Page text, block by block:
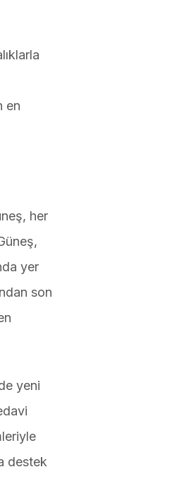
en
her
yer
son
yeni
destek